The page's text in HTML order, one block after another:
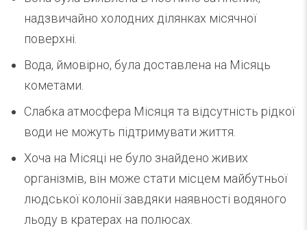
надзвичайно холодних ділянках місячної
поверхні.
Вода, ймовірно, була доставлена на Місяць
кометами.
Слабка атмосфера Місяця та відсутність рідкої
води не можуть підтримувати життя.
Хоча на Місяці не було знайдено живих
організмів, він може стати місцем майбутньої
людської колонії завдяки наявності водяного
льоду в кратерах на полюсах.